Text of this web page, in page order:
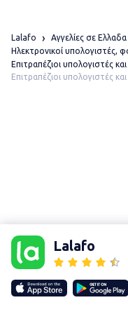
Lalafo
Lalafo Αγγελίες σε Ελλαδα
Ηλεκτρονικοί υπολογιστές,
Επιτραπέζιοι υπολογιστές
Επιτραπέζιοι υπολογιστές
Our websites
lalafo.kg
lalafo.rs
lalafo.pl